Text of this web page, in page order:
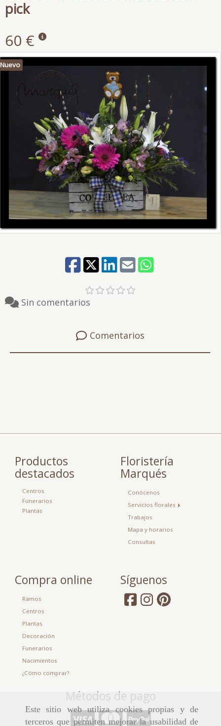
Este sitio web utiliza cookies propias y de
terceros que permiten mejorar la usabilidad de
pick
60 €
Nuevo
Sin comentarios
Comentarios
Productos
destacados
Centros
Funerarios
Plantas
Floristería
Marqués
Conócenos
Servicios florales
Trabajos
Mapa y horarios
Consultas
Compra online
Ramos
Centros
Plantas
Decoración
Funerarios
Nacimientos
¿Cómo comprar?
Síguenos
Métodos de pago